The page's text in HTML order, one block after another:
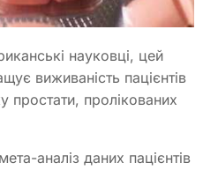
науковці, цей
виживаність пацієнтів
простати, пролікованих
аналіз даних пацієнтів